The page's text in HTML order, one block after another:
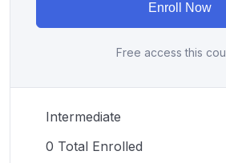
Enroll Now
Free access this
Intermediate
0 Total Enrolled